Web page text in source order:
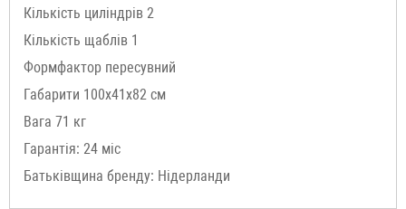
Кількість циліндрів 2
Кількість щаблів 1
Формфактор пересувний
Габарити 100х41х82 см
Вага 71 кг
Гарантія: 24 міс
Батьківщина бренду: Нідерланди